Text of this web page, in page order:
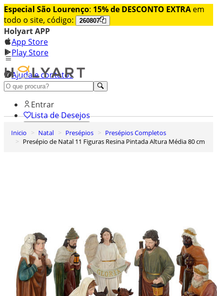
Especial São Lourenço: 15% de DESCONTO EXTRA em
todo o site, código:
260807
Holyart APP
App Store
Play Store
Ajuda e contatos
Conheça premium
Entrar
Lista de Desejos
Carrinho de Compras
Inicio Natal Presépios
Presépios Completos
Presépio de Natal 11 Figuras Resina Pintada Altura Média 80 cm